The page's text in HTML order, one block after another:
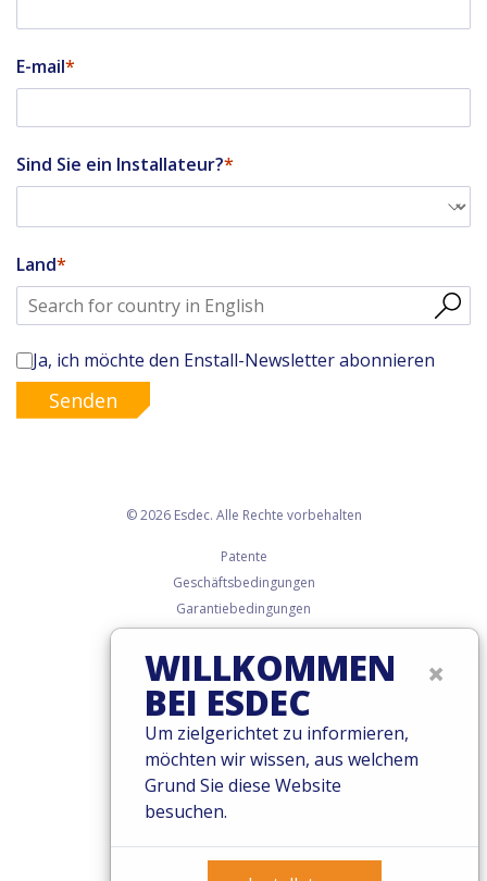
E-mail
Sind Sie ein Installateur?
Land
Ja, ich möchte den Enstall-Newsletter abonnieren
Senden
© 2026 Esdec. Alle Rechte vorbehalten
Patente
Geschäftsbedingungen
Garantiebedingungen
Governance
Cookies
Privacy Policy
×
WILLKOMMEN
BEI ESDEC
Um zielgerichtet zu informieren,
möchten wir wissen, aus welchem
Grund Sie diese Website
besuchen.